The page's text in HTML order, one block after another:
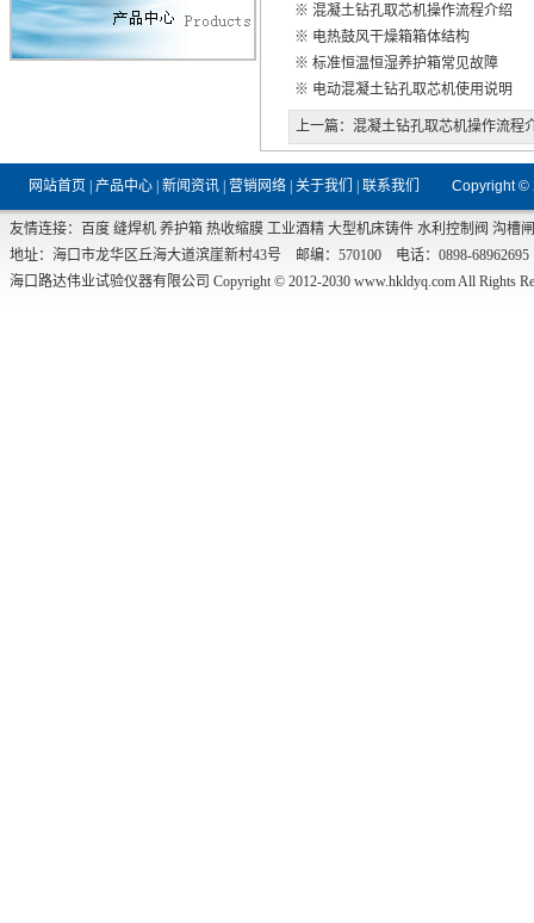
※ 混凝土钻孔取芯机操作流程介绍
※ 电热鼓风干燥箱箱体结构
※ 标准恒温恒湿养护箱常见故障
※ 电动混凝土钻孔取芯机使用说明
上一篇： 混凝土钻孔取芯机操作流程
网站首页 产品中心 新闻资讯 营销网络 关于我们 联系我们 Copyright
友情连接： 百度 缝焊机 养护箱 热收缩膜 工业酒精 大型机床铸件 水利控制阀 沟槽
地址：海口市龙华区丘海大道滨崖新村43号 邮编：570100 电话：0898-
海口路达伟业试验仪器有限公司 Copyright © 2012-2030 www.hkldyq.comAll Rights